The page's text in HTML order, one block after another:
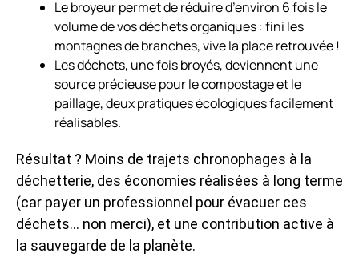
Le broyeur permet de réduire d’environ 6 fois le
volume de vos déchets organiques : fini les
montagnes de branches, vive la place retrouvée !
Les déchets, une fois broyés, deviennent une
source précieuse pour le compostage et le
paillage, deux pratiques écologiques facilement
réalisables.
Résultat ? Moins de trajets chronophages à la
déchetterie, des économies réalisées à long terme
(car payer un professionnel pour évacuer ces
déchets… non merci), et une contribution active à
la sauvegarde de la planète.